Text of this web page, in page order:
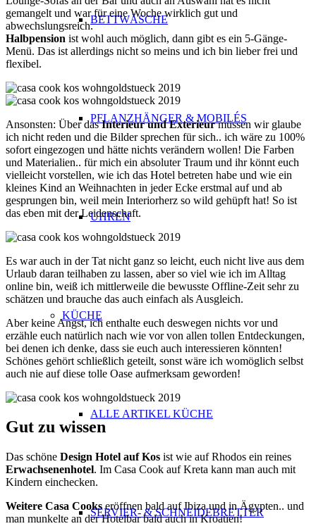
BETTWÄSCHE
PFLANZHÄNGER & MOBILÉS
UHREN
KÜCHE
ALLE ARTIKEL KÜCHE
SERVIER- & SCHNEIDEBRETTER
gemangelt und war für eine Woche wirklich gut und
abwechslungsreich.
Halbpension ist wohl auch möglich, dann gibt es ein 5-Gänge-
Menü. Das ist allerdings nicht so meins und ich bin lieber frei und
flexibel.
Ansonsten: Über dasInterieur und Exterieurmüssen wir glaube
ich nicht reden und die Bilder sprechen für sich.. ich wäre zu 100%
sofort eingezogen und hätte nichts verändern wollen! Die Farben
und Materialien.. für mich ein absoluter Traum und ihr könnt euch
vielleicht vorstellen, wie ich das Hotel betreten habe und wie ein
kleines Kind an Weihnachten in jeder Ecke erstmal auf und ab
gesprungen bin, weil mein Interiorherz so wild gehüpft hat! So ist
das eben mit der Leidenschaft.
Es war auch in der Tat nicht ganz so leicht, euch nicht live aus dem
Urlaub daran teilhaben zu lassen, aber so viel wie ich im Alltag
online bin, weiß ich mittlerweile die bewusste Offline-Zeit sehr zu
schätzen und brauche das auch einfach als Ausgleich.
Aber keine Angst, ich enthalte euch deswegen nichts vor und
erzähle euch natürlich nach wie vor von allen tollen Entdeckungen,
bei denen ich denke, dass sie euch auch interessieren könnten!
Schönes gehört schließlich geteilt, sonst wäre ich womöglich selbst
auch nie auf diese tolle Oase aufmerksam geworden!
Gut zu wissen
Das schöne Design Hotel auf Kos ist wie auf Rhodos ein reines
Erwachsenenhotel. Im Casa Cook auf Kreta kann man auch mit
Kindern einchecken.
Weitere Casa Cookseröffnen bald auf Ibiza und in Ägypten.. und
man munkelte an der Hotelbar bald auch in Kroatien!